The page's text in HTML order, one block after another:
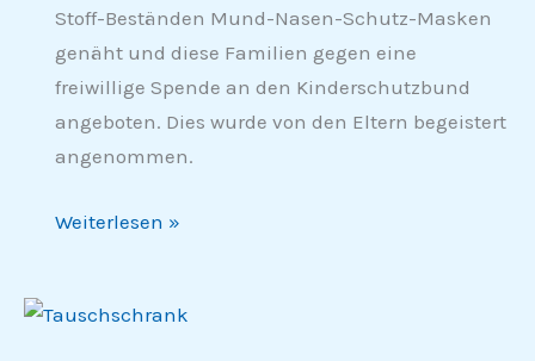
Stoff-Beständen Mund-Nasen-Schutz-Masken
genäht und diese Familien gegen eine
freiwillige Spende an den Kinderschutzbund
angeboten. Dies wurde von den Eltern begeistert
angenommen.
Weiterlesen »
Tauschschrank